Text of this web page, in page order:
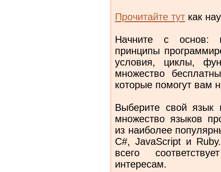
Прочитайте тут как
Начните с основ:
принципы
условия, циклы,
множество
которые помогут вам
Выберите свой язык
множество языков
из наиболее
C#, JavaScript и
всего
интересам.